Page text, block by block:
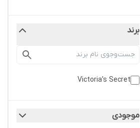
برند
Victoria’s Secret
موجودی